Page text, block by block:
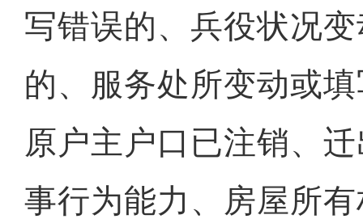
写错误的、兵役状况
的、服务处所变动或
原户主户口已注销、
事行为能力、房屋所